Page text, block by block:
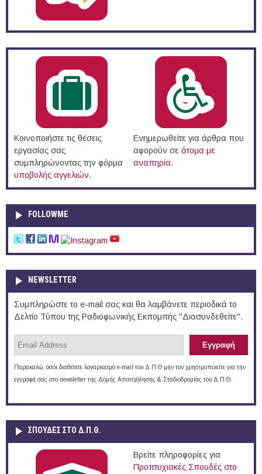
Κοινοποιήστε τις θέσεις
εργασίας σας
συμπληρώνοντας την φόρμα
υποβολής αγγελιών.
Ενημερωθείτε για άρθρα που
αφορούν σε άτομα με
αναπηρία.
FOLLOWME
NEWSLETTER
Συμπληρώστε το e-mail σας και θα λαμβάνετε περιοδικά το
Δελτίο Τύπου της Ραδιοφωνικής Εκπομπής "Διασυνδεθείτε".
Παρακαλώ, όσοι διαθέτετε λογαριασμό e-mail του Δ.Π.Θ μην τον χρησιμοποιείτε για την
εγγραφή σας στο newsletter της Δομής Απασχόλησης & Σταδιοδρομίας του Δ.Π.Θ.
ΣΠΟΥΔΈΣ ΣΤΟ Δ.Π.Θ.
Βρείτε πληροφορίες για
Προπτυχιακές Σπουδές στο